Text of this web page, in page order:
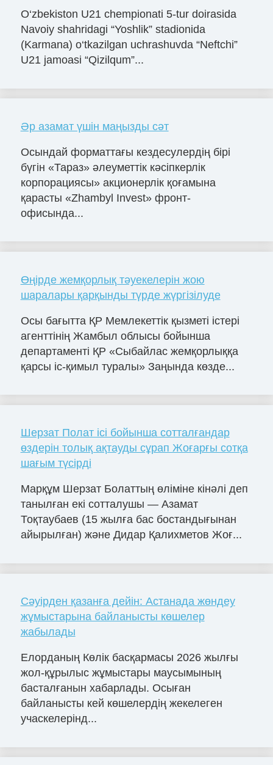
O‘zbekiston U21 chempionati 5-tur doirasida
Navoiy shahridagi “Yoshlik” stadionida
(Karmana) o‘tkazilgan uchrashuvda “Neftchi”
U21 jamoasi “Qizilqum”...
Әр азамат үшін маңызды сәт
Осындай форматтағы кездесулердің бірі
бүгін «Тараз» әлеуметтік кәсіпкерлік
корпорациясы» акционерлік қоғамына
қарасты «Zhambyl Invest» фронт-
офисында...
Өңірде жемқорлық тәуекелерін жою
шаралары қарқынды түрде жүргізілуде
Осы бағытта ҚР Мемлекеттік қызметі істері
агенттінің Жамбыл облысы бойынша
департаменті ҚР «Сыбайлас жемқорлыққа
қарсы іс-қимыл туралы» Заңында көзде...
Шерзат Полат ісі бойынша сотталғандар
өздерін толық ақтауды сұрап Жоғарғы сотқа
шағым түсірді
Марқұм Шерзат Болаттың өліміне кінәлі деп
танылған екі сотталушы — Азамат
Тоқтаубаев (15 жылға бас бостандығынан
айырылған) және Дидар Қалихметов Жоғ...
Сәуірден қазанға дейін: Астанада жөндеу
жұмыстарына байланысты көшелер
жабылады
Елорданың Көлік басқармасы 2026 жылғы
жол-құрылыс жұмыстары маусымының
басталғанын хабарлады. Осыған
байланысты кей көшелердің жекелеген
учаскелерінд...